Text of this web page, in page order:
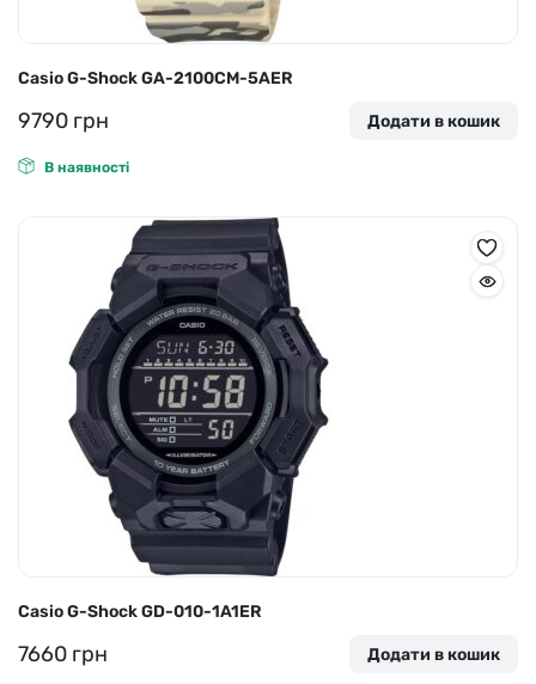
Casio G-Shock GA-2100CM-5AER
9790 грн Додати в кошик
В наявності
Casio G-Shock GD-010-1A1ER
7660 грн Додати в кошик